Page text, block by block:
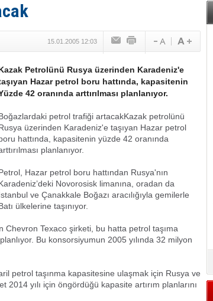
15.01.2005 12:03
Petrolünü Rusya üzerinden Karadeniz'e
Hazar petrol boru hattında, kapasitenin
42 oranında arttırılması planlanıyor.
petrol trafiği artacakKazak petrolünü
üzerinden Karadeniz'e taşıyan Hazar petrol
hattında, kapasitenin yüzde 42 oranında
planlanıyor.
Hazar petrol boru hattından Rusya'nın
Novorosisk limanına, oradan da
ve Çanakkale Boğazı aracılığıyla gemilerle
ülkelerine taşınıyor.
Chevron Texaco şirketi, bu hatta petrol taşıma
Bu konsorsiyumun 2005 yılında 32 milyon
petrol taşınma kapasitesine ulaşmak için Rusya ve
yılı için öngördüğü kapasite artırım planlarını